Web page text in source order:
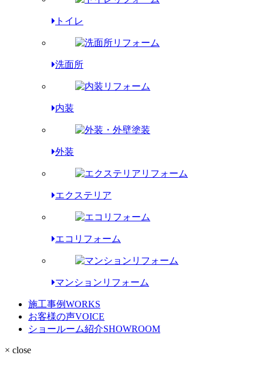
トイレ
洗面所
内装
外装
エクステリア
エコリフォーム
マンションリフォーム
施工事例WORKS
お客様の声VOICE
ショールーム紹介SHOWROOM
× close